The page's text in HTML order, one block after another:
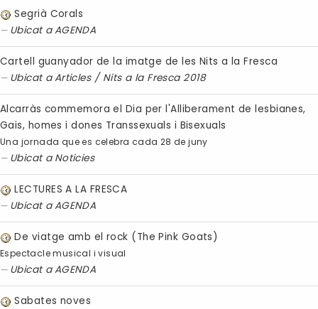
Segrià Corals
Ubicat aAGENDA
Cartell guanyador de la imatge de les Nits a la Fresca
Ubicat aArticles / Nits a la Fresca 2018
Alcarràs commemora el Dia per l'Alliberament de lesbianes,
Gais, homes i dones Transsexuals i Bisexuals
Una jornada que es celebra cada 28 de juny
Ubicat a Noticies
LECTURES A LA FRESCA
Ubicat aAGENDA
De viatge amb el rock (The Pink Goats)
Espectacle musical i visual
Ubicat aAGENDA
Sabates noves